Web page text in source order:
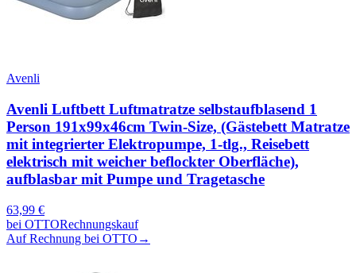
Avenli
Avenli Luftbett Luftmatratze selbstaufblasend 1
Person 191x99x46cm Twin-Size, (Gästebett Matratze
mit integrierter Elektropumpe, 1-tlg., Reisebett
elektrisch mit weicher beflockter Oberfläche),
aufblasbar mit Pumpe und Tragetasche
63,99 €
bei OTTORechnungskauf
Auf Rechnung bei OTTO →